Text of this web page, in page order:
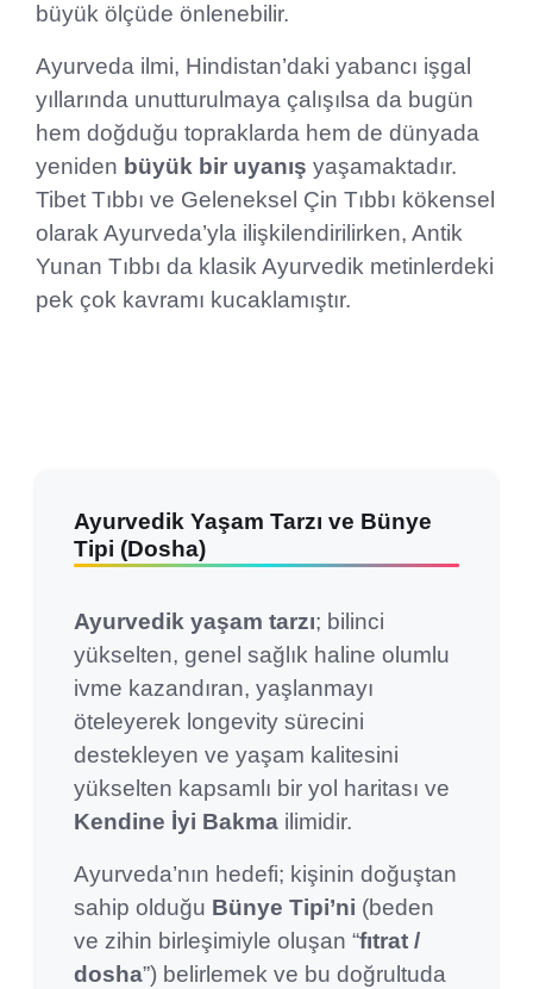
büyük ölçüde önlenebilir.
Ayurveda ilmi, Hindistan’daki yabancı işgal
yıllarında unutturulmaya çalışılsa da bugün
hem doğduğu topraklarda hem de dünyada
yeniden büyük bir uyanış yaşamaktadır.
Tibet Tıbbı ve Geleneksel Çin Tıbbı kökensel
olarak Ayurveda’yla ilişkilendirilirken, Antik
Yunan Tıbbı da klasik Ayurvedik metinlerdeki
pek çok kavramı kucaklamıştır.
Ayurvedik Yaşam Tarzı ve Bünye
Tipi (Dosha)
Ayurvedik yaşam tarzı; bilinci
yükselten, genel sağlık haline olumlu
ivme kazandıran, yaşlanmayı
öteleyerek longevity sürecini
destekleyen ve yaşam kalitesini
yükselten kapsamlı bir yol haritası ve
Kendine İyi Bakma ilimidir.
Ayurveda’nın hedefi; kişinin doğuştan
sahip olduğu Bünye Tipi’ni (beden
ve zihin birleşimiyle oluşan “fıtrat /
dosha”) belirlemek ve bu doğrultuda